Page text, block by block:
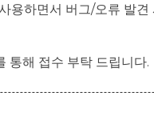
하면서 버그/오류 발
해 접수 부탁 드립니다.